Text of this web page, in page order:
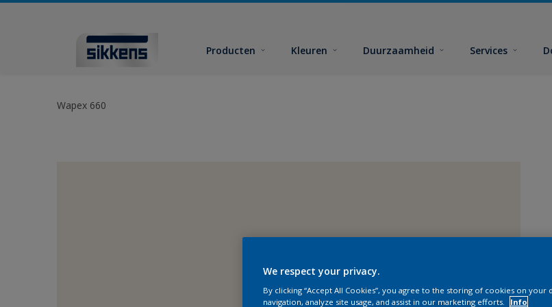
Producten Kleuren Duurzaamheid Services
Wapex 660
We respect your privacy.
By clicking “Accept All Cookies”, you agree to the storing of cookies on your
navigation, analyze site usage, and assist in our marketing efforts.
Info